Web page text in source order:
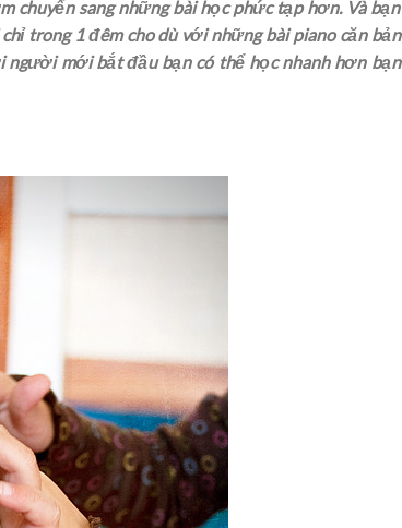
chuyển sang những bài học phức tạp hơn. Và bạn
trong 1 đêm cho dù với những bài piano căn bản
người mới bắt đầu bạn có thể học nhanh hơn bạn